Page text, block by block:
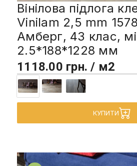
Вінілова підлога
Vinilam 2,5 mm
Амберг, 43 клас,
2.5*188*1228 мм
1118.00 грн. / м2
КУПИТИ